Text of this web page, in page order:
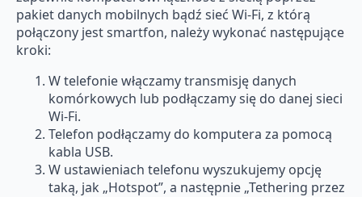
pakiet danych mobilnych bądź sieć Wi-Fi, z którą
połączony jest smartfon, należy wykonać następujące
kroki:
W telefonie włączamy transmisję danych
komórkowych lub podłączamy się do danej sieci
Wi-Fi.
Telefon podłączamy do komputera za pomocą
kabla USB.
W ustawieniach telefonu wyszukujemy opcję
taką, jak „Hotspot”, a następnie „Tethering przez